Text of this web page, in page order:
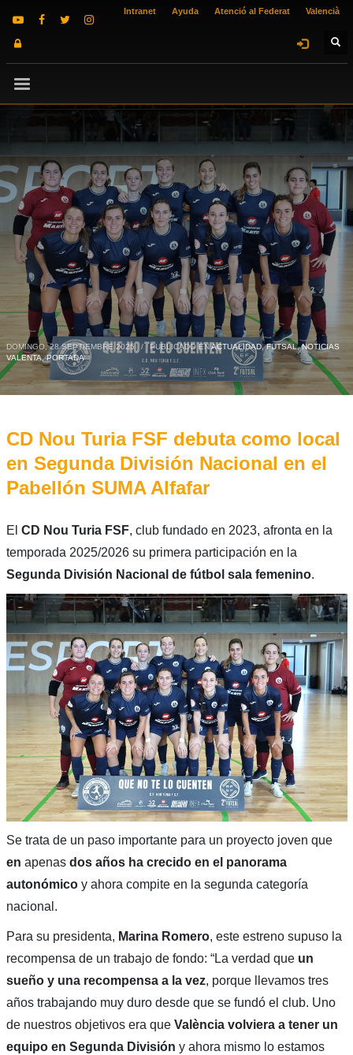
Intranet Ayuda Atenció al Federat Valencià
DOMINGO, 28 SEPTIEMBRE 2025 / PUBLICADO EN ACTUALIDAD,FUTSAL,NOTICIAS
VALENTA,PORTADA
CD Nou Turia FSF debuta como local
en Segunda División Nacional en el
Pabellón SUMA Alfafar
El CD Nou Turia FSF, club fundado en 2023, afronta en la
temporada 2025/2026 su primera participación en la
Segunda División Nacional de fútbol sala femenino.
Se trata de un paso importante para un proyecto joven que
en apenas dos años ha crecido en el panorama
autonómicoy ahora compite en la segunda categoría
nacional.
Para su presidenta, Marina Romero, este estreno supuso la
recompensa de un trabajo de fondo: “La verdad que un
sueño y una recompensa a la vez, porque llevamos tres
años trabajando muy duro desde que se fundó el club. Uno
de nuestros objetivos era que València volviera a tener un
equipo en Segunda División y ahora mismo lo estamos